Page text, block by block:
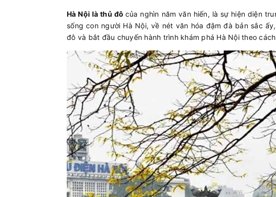
Hà Nội là thủ đô của nghìn năm văn hiến, là sự hiện diện
sống con người Hà Nội, về nét văn hóa đậm đà bản sắc
đô và bắt đầu chuyến hành trình khám phá Hà Nội theo